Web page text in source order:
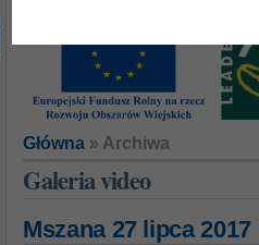
Główna » Archiwa
Galeria video
Mszana 27 lipca 2017